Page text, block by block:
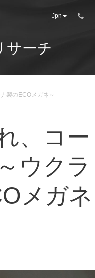
Jpn
サーチ
製のECOメガネ～
、コー
ウクラ
メガネ